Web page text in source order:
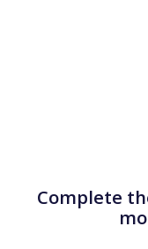
Complete